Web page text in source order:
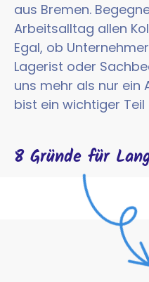
aus Bremen.
Arbeitsalltag allen
Egal, ob
Lagerist oder
uns mehr als nur ein
bist ein wichtiger
8 Gründe für